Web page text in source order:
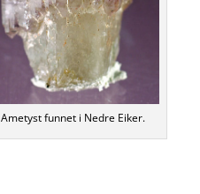
Ametyst funnet i Nedre Eiker.